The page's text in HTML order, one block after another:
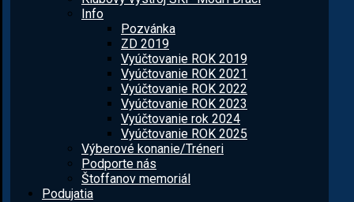
Info
Pozvánka
ZD 2019
Vyúčtovanie ROK 2019
Vyúčtovanie ROK 2021
Vyúčtovanie ROK 2022
Vyúčtovanie ROK 2023
Vyúčtovanie rok 2024
Vyúčtovanie ROK 2025
Výberové konanie/Tréneri
Podporte nás
Štoffanov memoriál
Podujatia